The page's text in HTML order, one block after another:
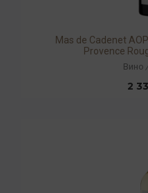
Mas de Cadenet
Provence
Вино /
2